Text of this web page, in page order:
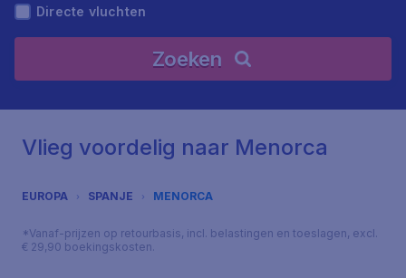
Directe vluchten
Zoeken
Vlieg voordelig naar Menorca
EUROPA SPANJE MENORCA
*Vanaf-prijzen op retourbasis, incl. belastingen en toeslagen, excl.
€ 29,90 boekingskosten.